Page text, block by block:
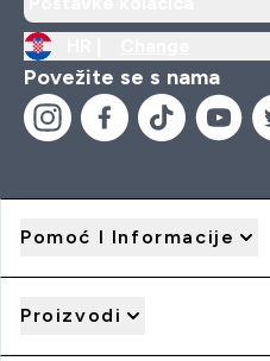
Povežite se s nama
Pomoć I Informacije
Proizvodi